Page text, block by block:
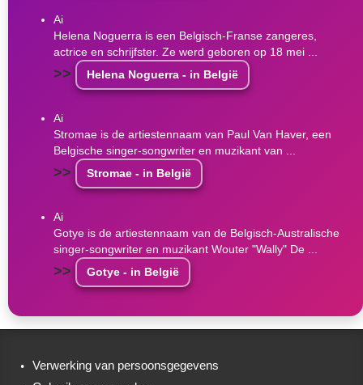
Ai
Helena Noguerra is een Belgisch-Franse zangeres,
actrice en schrijfster. Ze werd geboren op 18 mei ...
>> Helena Noguerra - in België
Ai
Stromae is de artiestennaam van Paul Van Haver, een
Belgische singer-songwriter en muzikant van ...
>> Stromae - in België
Ai
Gotye is de artiestennaam van de Belgisch-Australische
singer-songwriter en muzikant Wouter "Wally" De ...
>> Gotye - in België
Verwerking van persoonsgegevens